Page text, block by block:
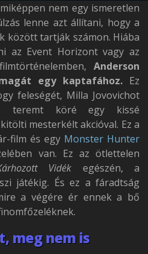
nem egy ismeretlen
lenne azt állítani, hogy a
között tartják számon. Hiába
az Event Horizont vagy az
Anderson
egy kaptafához. Ez
feleségét, Milla Jovovichot
teremt köré egy kissé
mesterkélt akcióval. Ez a
film és egy Monster Hunter
van. Ez az ötlettelen
Vidék egészén, a
játékig. És ez a fáradtság
a végére ér ennek a bő
meg nem is